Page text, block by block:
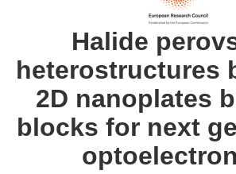
Halide
heterostructures
2D nanoplates
blocks for next